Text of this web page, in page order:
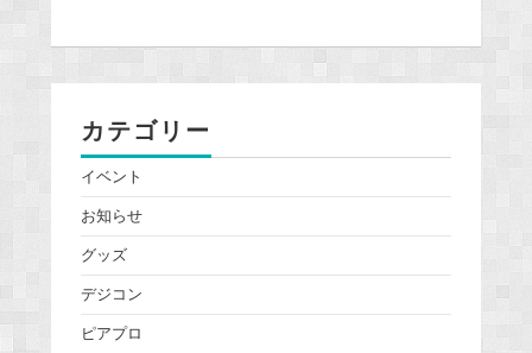
カテゴリー
イベント
お知らせ
グッズ
デジコン
ピアプロ